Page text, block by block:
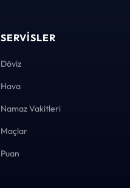
SERVISLER
Döviz
Hava
Namaz Vakitleri
Maçlar
Puan